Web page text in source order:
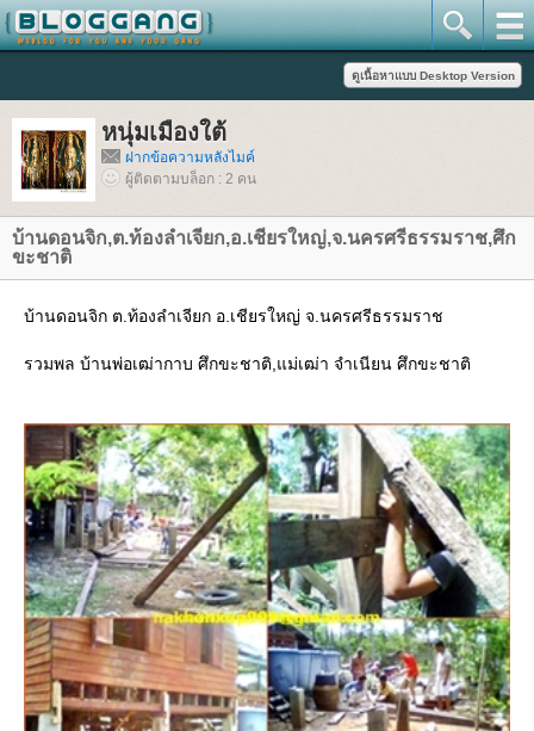
หนุ่มเมืองใต้
ฝากข้อความหลังไมค์
ผู้ติดตามบล็อก : 2 คน
บ้านดอนจิก,ต.ท้องลำเจียก,อ.เชียรใหญ่,จ.นครศรีธรรมราช,ศึก
ขะชาติ
บ้านดอนจิก ต.ท้องลำเจียก อ.เชียรใหญ่ จ.นครศรีธรรมราช
รวมพล บ้านพ่อเฒ่ากาบ ศึกขะชาติ,แม่เฒ่า จำเนียน ศึกขะชาติ